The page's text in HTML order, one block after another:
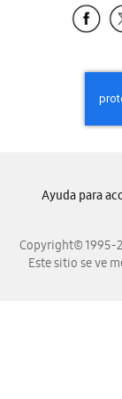
Copyright© 1995-
Este sitio se ve
Ayuda para